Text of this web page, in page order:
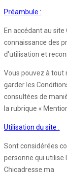
Préambule :
En accédant au
connaissance des
d'utilisation et
Vous pouvez à tout
garder les
consultées de
la rubrique «
Utilisation du site :
Sont considérées
personne qui utilise
Chicadresse.ma